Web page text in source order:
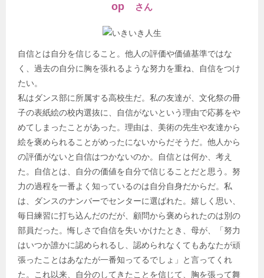
op さん
自信とは自分を信じること。他人の評価や価値基準ではな
く、過去の自分に胸を張れるような努力を重ね、自信をつけ
たい。
私はダンス部に所属する高校生だ。私の友達が、文化祭の冊
子の表紙絵の校内選抜に、自信がないという理由で応募をや
めてしまったことがあった。理由は、美術の先生や友達から
絵を褒められることがめったにないからだそうだ。他人から
の評価がないと自信はつかないのか。自信とは何か、考え
た。自信とは、自分の価値を自分で信じることだと思う。努
力の過程を一番よく知っているのは自分自身だからだ。私
は、ダンスのナンバーでセンターに選ばれた。嬉しく思い、
毎日練習に打ち込んだのだが、顧問から褒められたのは別の
部員だった。悔しさで自信を失いかけたとき、母が、「努力
はいつか誰かに認められるし、認められなくてもあなたが頑
張ったことはあなたが一番知ってるでしょ」と言ってくれ
た。これ以来、自分のしてきたことを信じて、胸を張って舞